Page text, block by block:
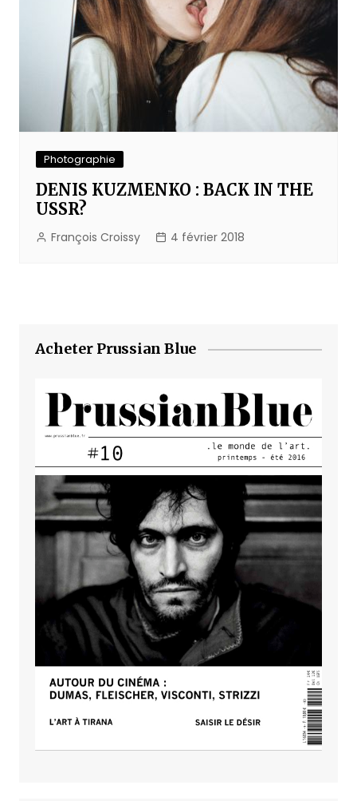
Photographie
DENIS KUZMENKO : BACK IN THE
USSR?
François Croissy 4 février 2018
Acheter Prussian Blue